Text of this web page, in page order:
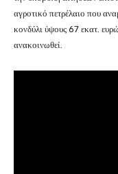
αγροτικό πετρέλαιο που
κονδύλι ύψους 67 εκατ.
ανακοινωθεί.